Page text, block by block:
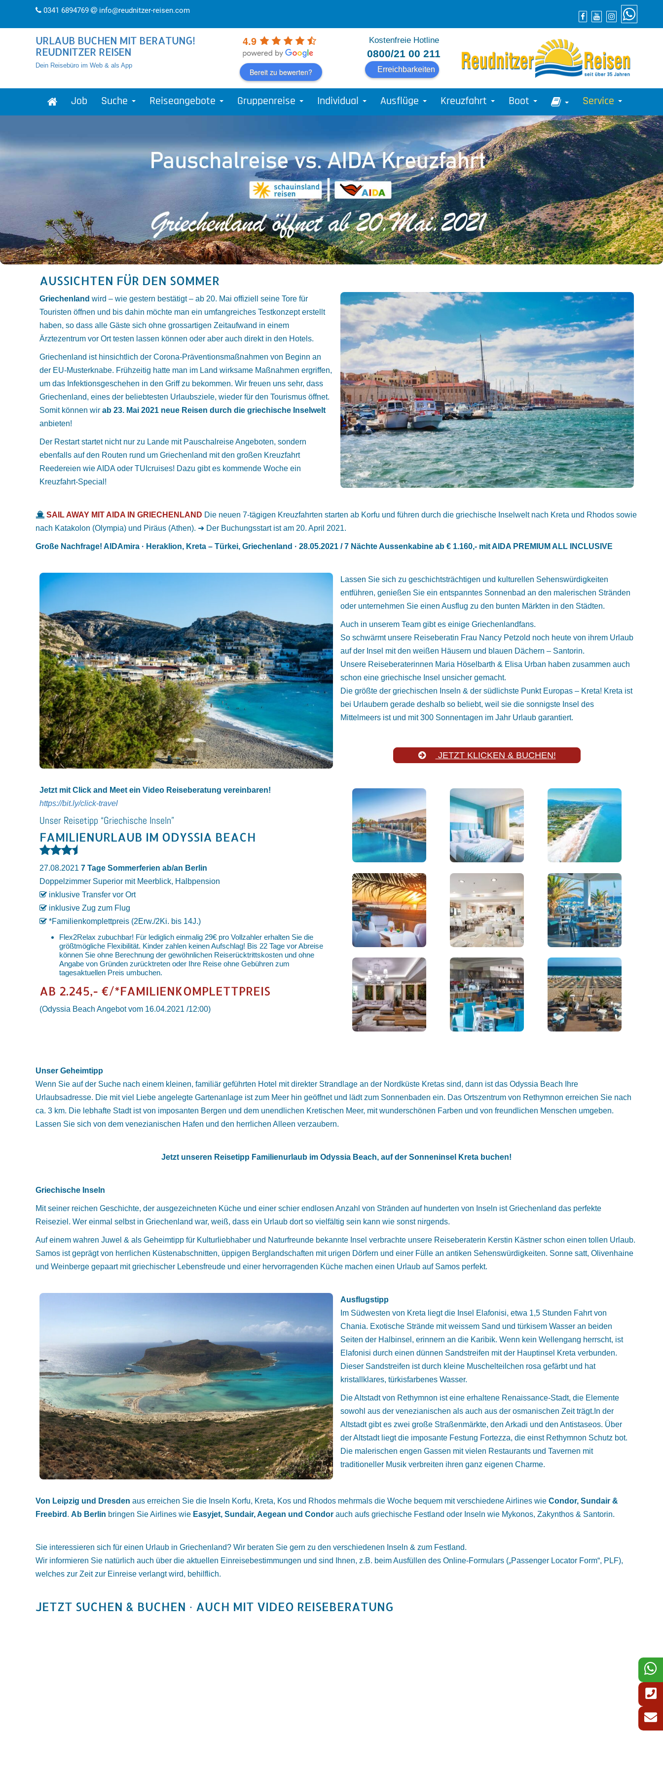
0341 6894769 info@reudnitzer-reisen.com
URLAUB BUCHEN MIT BERATUNG!
REUDNITZER REISEN
Dein Reisebüro im Web & als App
4.9
Bereit zu bewerten?
Kostenfreie Hotline
0800/21 00 211
Erreichbarkeiten
Job Suche Reiseangebote Gruppenreise Individual Ausflüge Kreuzfahrt Boot Service
AUSSICHTEN FÜR DEN SOMMER
Griechenland wird – wie gestern bestätigt – ab 20. Mai offiziell seine Tore für
Touristen öffnen und bis dahin möchte man ein umfangreiches Testkonzept erstellt
haben, so dass alle Gäste sich ohne grossartigen Zeitaufwand in einem
Ärztezentrum vor Ort testen lassen können oder aber auch direkt in den Hotels.
Griechenland ist hinsichtlich der Corona-Präventionsmaßnahmen von Beginn an
der EU-Musterknabe. Frühzeitig hatte man im Land wirksame Maßnahmen ergriffen,
um das Infektionsgeschehen in den Griff zu bekommen. Wir freuen uns sehr, dass
Griechenland, eines der beliebtesten Urlaubsziele, wieder für den Tourismus öffnet.
Somit können wir ab 23. Mai 2021 neue Reisen durch die griechische Inselwelt
anbieten!
Der Restart startet nicht nur zu Lande mit Pauschalreise Angeboten, sondern
ebenfalls auf den Routen rund um Griechenland mit den großen Kreuzfahrt
Reedereien wie AIDA oder TUIcruises! Dazu gibt es kommende Woche ein
Kreuzfahrt-Special!
SAIL AWAY MIT AIDA IN GRIECHENLAND Die neuen 7-tägigen Kreuzfahrten starten ab Korfu und führen durch die griechische Inselwelt nach Kreta und Rhodos sowie
nach Katakolon (Olympia) und Piräus (Athen). ➜ Der Buchungsstart ist am 20. April 2021.
Große Nachfrage! AIDAmira · Heraklion, Kreta – Türkei, Griechenland · 28.05.2021 / 7 Nächte Aussenkabine ab € 1.160,- mit AIDA PREMIUM ALL INCLUSIVE
Lassen Sie sich zu geschichtsträchtigen und kulturellen Sehenswürdigkeiten
entführen, genießen Sie ein entspanntes Sonnenbad an den malerischen Stränden
oder unternehmen Sie einen Ausflug zu den bunten Märkten in den Städten.
Auch in unserem Team gibt es einige Griechenlandfans.
So schwärmt unsere Reiseberatin Frau Nancy Petzold noch heute von ihrem Urlaub
auf der Insel mit den weißen Häusern und blauen Dächern – Santorin.
Unsere Reiseberaterinnen Maria Höselbarth & Elisa Urban haben zusammen auch
schon eine griechische Insel unsicher gemacht.
Die größte der griechischen Inseln & der südlichste Punkt Europas – Kreta! Kreta ist
bei Urlaubern gerade deshalb so beliebt, weil sie die sonnigste Insel des
Mittelmeers ist und mit 300 Sonnentagen im Jahr Urlaub garantiert.
JETZT KLICKEN & BUCHEN!
Jetzt mit Click and Meet ein Video Reiseberatung vereinbaren!
https://bit.ly/click-travel
Unser Reisetipp “Griechische Inseln”
FAMILIENURLAUB IM ODYSSIA BEACH
27.08.2021 7 Tage Sommerferien ab/an Berlin
Doppelzimmer Superior mit Meerblick, Halbpension
inklusive Transfer vor Ort
inklusive Zug zum Flug
*Familienkomplettpreis (2Erw./2Ki. bis 14J.)
Flex2Relax zubuchbar! Für lediglich einmalig 29€ pro Vollzahler erhalten Sie die
größtmögliche Flexibilität. Kinder zahlen keinen Aufschlag! Bis 22 Tage vor Abreise
können Sie ohne Berechnung der gewöhnlichen Reiserücktrittskosten und ohne
Angabe von Gründen zurücktreten oder Ihre Reise ohne Gebühren zum
tagesaktuellen Preis umbuchen.
AB 2.245,- €/*FAMILIENKOMPLETTPREIS
(Odyssia Beach Angebot vom 16.04.2021 /12:00)
Unser Geheimtipp
Wenn Sie auf der Suche nach einem kleinen, familiär geführten Hotel mit direkter Strandlage an der Nordküste Kretas sind, dann ist das Odyssia Beach Ihre
Urlaubsadresse. Die mit viel Liebe angelegte Gartenanlage ist zum Meer hin geöffnet und lädt zum Sonnenbaden ein. Das Ortszentrum von Rethymnon erreichen Sie nach
ca. 3 km. Die lebhafte Stadt ist von imposanten Bergen und dem unendlichen Kretischen Meer, mit wunderschönen Farben und von freundlichen Menschen umgeben.
Lassen Sie sich von dem venezianischen Hafen und den herrlichen Alleen verzaubern.
Jetzt unseren Reisetipp Familienurlaub im Odyssia Beach, auf der Sonneninsel Kreta buchen!
Griechische Inseln
Mit seiner reichen Geschichte, der ausgezeichneten Küche und einer schier endlosen Anzahl von Stränden auf hunderten von Inseln ist Griechenland das perfekte
Reiseziel. Wer einmal selbst in Griechenland war, weiß, dass ein Urlaub dort so vielfältig sein kann wie sonst nirgends.
Auf einem wahren Juwel & als Geheimtipp für Kulturliebhaber und Naturfreunde bekannte Insel verbrachte unsere Reiseberaterin Kerstin Kästner schon einen tollen Urlaub.
Samos ist geprägt von herrlichen Küstenabschnitten, üppigen Berglandschaften mit urigen Dörfern und einer Fülle an antiken Sehenswürdigkeiten. Sonne satt, Olivenhaine
und Weinberge gepaart mit griechischer Lebensfreude und einer hervorragenden Küche machen einen Urlaub auf Samos perfekt.
Ausflugstipp
Im Südwesten von Kreta liegt die Insel Elafonisi, etwa 1,5 Stunden Fahrt von
Chania. Exotische Strände mit weissem Sand und türkisem Wasser an beiden
Seiten der Halbinsel, erinnern an die Karibik. Wenn kein Wellengang herrscht, ist
Elafonisi durch einen dünnen Sandstreifen mit der Hauptinsel Kreta verbunden.
Dieser Sandstreifen ist durch kleine Muschelteilchen rosa gefärbt und hat
kristallklares, türkisfarbenes Wasser.
Die Altstadt von Rethymnon ist eine erhaltene Renaissance-Stadt, die Elemente
sowohl aus der venezianischen als auch aus der osmanischen Zeit trägt.In der
Altstadt gibt es zwei große Straßenmärkte, den Arkadi und den Antistaseos. Über
der Altstadt liegt die imposante Festung Fortezza, die einst Rethymnon Schutz bot.
Die malerischen engen Gassen mit vielen Restaurants und Tavernen mit
traditioneller Musik verbreiten ihren ganz eigenen Charme.
Von Leipzig und Dresden aus erreichen Sie die Inseln Korfu, Kreta, Kos und Rhodos mehrmals die Woche bequem mit verschiedene Airlines wie Condor, Sundair &
Freebird . Ab Berlin bringen Sie Airlines wie Easyjet, Sundair, Aegean und Condor auch aufs griechische Festland oder Inseln wie Mykonos, Zakynthos & Santorin.
Sie interessieren sich für einen Urlaub in Griechenland? Wir beraten Sie gern zu den verschiedenen Inseln & zum Festland.
Wir informieren Sie natürlich auch über die aktuellen Einreisebestimmungen und sind Ihnen, z.B. beim Ausfüllen des Online-Formulars („Passenger Locator Form“, PLF),
welches zur Zeit zur Einreise verlangt wird, behilflich.
JETZT SUCHEN & BUCHEN · AUCH MIT VIDEO REISEBERATUNG